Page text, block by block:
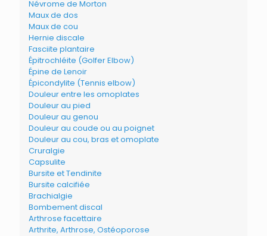
Névrome de Morton
Maux de dos
Maux de cou
Hernie discale
Fasciite plantaire
Épitrochléite (Golfer Elbow)
Épine de Lenoir
Épicondylite (Tennis elbow)
Douleur entre les omoplates
Douleur au pied
Douleur au genou
Douleur au coude ou au poignet
Douleur au cou, bras et omoplate
Cruralgie
Capsulite
Bursite et Tendinite
Bursite calcifiée
Brachialgie
Bombement discal
Arthrose facettaire
Arthrite, Arthrose, Ostéoporose